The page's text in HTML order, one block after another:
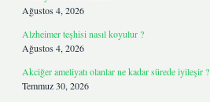
Ağustos 4, 2026
Alzheimer teşhisi nasıl koyulur ?
Ağustos 4, 2026
Akciğer ameliyatı olanlar ne kadar sürede iyileşir ?
Temmuz 30, 2026